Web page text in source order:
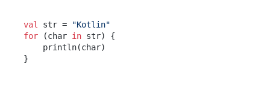
val str =
"Kotlin"
for (char in str) {